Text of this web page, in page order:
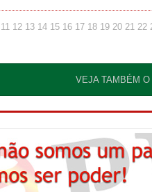
11 12 13 14 15 16 17 18 19 20 21 22
VEJA TAMBÉM